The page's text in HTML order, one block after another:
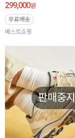
299,000원
무료배송
베스트쇼핑
판매중지